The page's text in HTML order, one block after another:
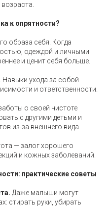
к опрятности?
образа себя. Когда
одеждой и личными
и ценит себя больше.
Навыки ухода за собой
и ответственности.
о своей чистоте
с другими детьми и
из-за внешнего вида.
— залог хорошего
и кожных заболеваний.
практические советы
Даже малыши могут
стирать руки, убирать